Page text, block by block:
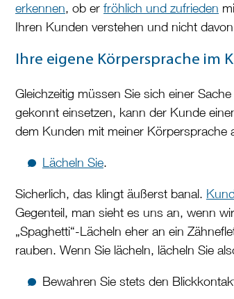
erkennen, ob er fröhlich und zufrieden
Ihren Kunden verstehen und nicht
Ihre eigene Körpersprache im
Gleichzeitig müssen Sie sich einer
gekonnt einsetzen, kann der Kunde
dem Kunden mit meiner Körpersprache
Lächeln Sie.
Sicherlich, das klingt äußerst banal.
Gegenteil, man sieht es uns an, wenn
„Spaghetti“-Lächeln eher an ein
rauben. Wenn Sie lächeln, lächeln Sie
Bewahren Sie stets den